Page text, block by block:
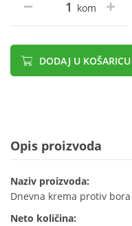
kom
DODAJ U KOŠARICU
Opis proizvoda
Naziv proizvoda:
Dnevna krema protiv
Neto količina: